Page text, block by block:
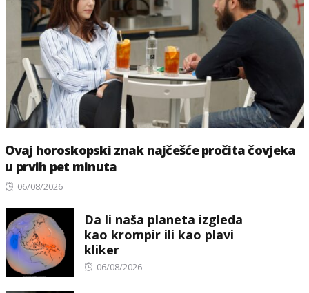
Ovaj horoskopski znak najčešće pročita čovjeka
u prvih pet minuta
Posted
06/08/2026
Da li naša planeta izgleda
kao krompir ili kao plavi
kliker
Posted
06/08/2026